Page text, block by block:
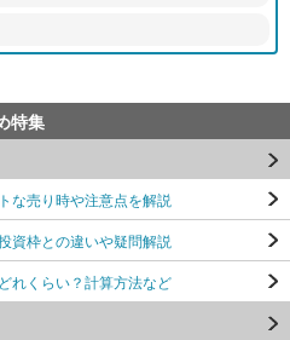
特集
な売り時や注意点を解説
資枠との違いや疑問解説
れくらい？計算方法など